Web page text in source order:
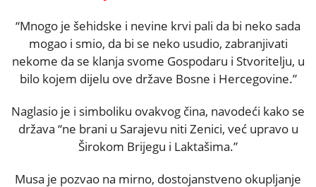
“Mnogo je šehidske i nevine krvi pali da bi neko sada
mogao i smio, da bi se neko usudio, zabranjivati
nekome da se klanja svome Gospodaru i Stvoritelju, u
bilo kojem dijelu ove države Bosne i Hercegovine.”
Naglasio je i simboliku ovakvog čina, navodeći kako se
država “ne brani u Sarajevu niti Zenici, već upravo u
Širokom Brijegu i Laktašima.”
Musa je pozvao na mirno, dostojanstveno okupljanje